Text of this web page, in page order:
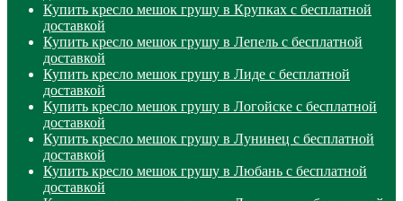
Купить кресло мешок грушу в Крупках с бесплатной
доставкой
Купить кресло мешок грушу в Лепель с бесплатной
доставкой
Купить кресло мешок грушу в Лиде с бесплатной
доставкой
Купить кресло мешок грушу в Логойске с бесплатной
доставкой
Купить кресло мешок грушу в Лунинец с бесплатной
доставкой
Купить кресло мешок грушу в Любань с бесплатной
доставкой